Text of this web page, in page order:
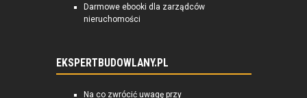
Darmowe ebooki dla zarządców
nieruchomości
EKSPERTBUDOWLANY.PL
Na co zwrócić uwagę przy